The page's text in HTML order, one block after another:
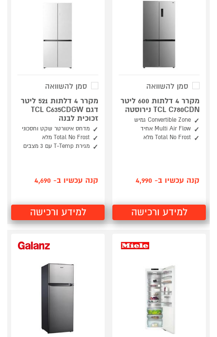
סמן להשוואה
מקרר 4 דלתות 600 ליטר
TCL C780CDN נירוסטה
Convertible Zone גמיש
Multi Air Flow אחיד
Total No Frost מלא
קנה עכשיו ב- 4,990
למידע ורכישה
סמן להשוואה
מקרר 4 דלתות 521 ליטר
דגם TCL C635CDGW
זכוכית לבנה
מדחס אינוורטר שקט וחסכוני
Total No Frost מלא
מגירת T-Temp עם 3 מצבים
קנה עכשיו ב- 4,690
למידע ורכישה